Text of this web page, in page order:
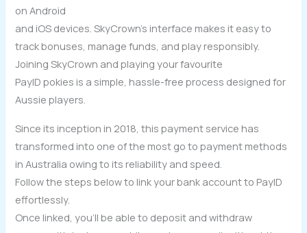
on Android
and iOS devices. SkyCrown’s interface makes it easy to
track bonuses, manage funds, and play responsibly.
Joining SkyCrown and playing your favourite
PayID pokies is a simple, hassle-free process designed for
Aussie players.
Since its inception in 2018, this payment service has
transformed into one of the most go to payment methods
in Australia owing to its reliability and speed.
Follow the steps below to link your bank account to PayID
effortlessly.
Once linked, you’ll be able to deposit and withdraw